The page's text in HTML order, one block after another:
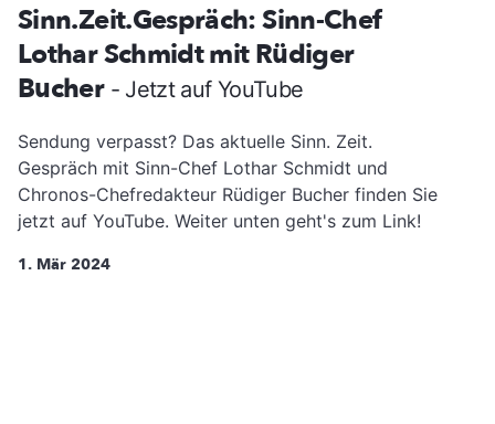
Sinn.Zeit.Gespräch: Sinn-Chef
Lothar Schmidt mit Rüdiger
Bucher - Jetzt auf YouTube
Sendung verpasst? Das aktuelle Sinn. Zeit.
Gespräch mit Sinn-Chef Lothar Schmidt und
Chronos-Chefredakteur Rüdiger Bucher finden Sie
jetzt auf YouTube. Weiter unten geht's zum Link!
1. Mär 2024